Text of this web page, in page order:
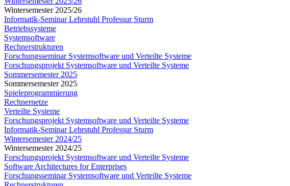
Wintersemester 2025/26
Informatik-Seminar Lehrstuhl Professur Sturm
Betriebssysteme
Systemsoftware
Rechnerstrukturen
Forschungsseminar Systemsoftware und Verteilte Systeme
Forschungsprojekt Systemsoftware und Verteilte Systeme
Sommersemester 2025
Sommersemester 2025
Spieleprogrammierung
Rechnernetze
Verteilte Systeme
Forschungsprojekt Systemsoftware und Verteilte Systeme
Informatik-Seminar Lehrstuhl Professur Sturm
Wintersemester 2024/25
Wintersemester 2024/25
Forschungsprojekt Systemsoftware und Verteilte Systeme
Software Architectures for Enterprises
Forschungsseminar Systemsoftware und Verteilte Systeme